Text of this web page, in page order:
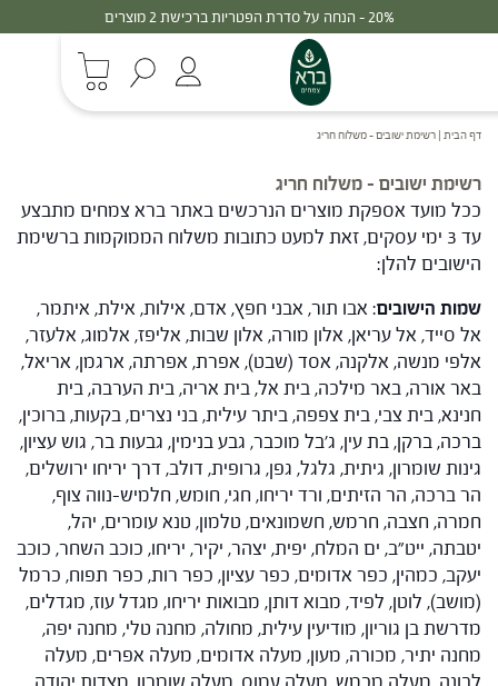
20% - הנחה על סדרת הפטריות ברכישת 2 מוצרים
דף הבית | רשימת ישובים – משלוח חריג
רשימת ישובים – משלוח חריג
ככל מועד אספקת מוצרים הנרכשים באתר ברא צמחים מתבצע
עד 3 ימי עסקים, זאת למעט כתובות משלוח הממוקמות ברשימת
הישובים להלן:
שמות הישובים: אבו תור, אבני חפץ, אדם, אילות, אילת, איתמר,
אל סייד, אל עריאן, אלון מורה, אלון שבות, אליפז, אלמוג, אלעזר,
אלפי מנשה, אלקנה, אסד (שבט), אפרת, אפרתה, ארגמן, אריאל,
באר אורה, באר מילכה, בית אל, בית אריה, בית הערבה, בית
חנינא, בית צבי, בית צפפה, ביתר עילית, בני נצרים, בקעות, ברוכין,
ברכה, ברקן, בת עין, ג'בל מוכבר, גבע בנימין, גבעות בר, גוש עציון,
גינות שומרון, גיתית, גלגל, גפן, גרופית, דולב, דרך יריחו ירושלים,
הר ברכה, הר הזיתים, ורד יריחו, חגי, חומש, חלמיש-נווה צוף,
חמרה, חצבה, חרמש, חשמונאים, טלמון, טנא עומרים, יהל,
יטבתה, ייט"ב, ים המלח, יפית, יצהר, יקיר, יריחו, כוכב השחר, כוכב
יעקב, כמהין, כפר אדומים, כפר עציון, כפר רות, כפר תפוח, כרמל
(מושב), לוטן, לפיד, מבוא דותן, מבואות יריחו, מגדל עוז, מגדלים,
מדרשת בן גוריון, מודיעין עילית, מחולה, מחנה טלי, מחנה יפה,
מחנה יתיר, מכורה, מעון, מעלה אדומים, מעלה אפרים, מעלה